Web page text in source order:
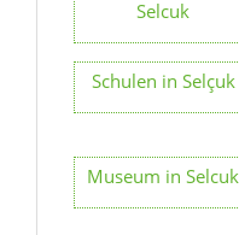
Museum in Selcuk